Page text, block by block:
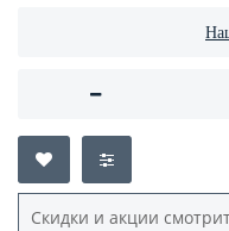
Скидки и акции